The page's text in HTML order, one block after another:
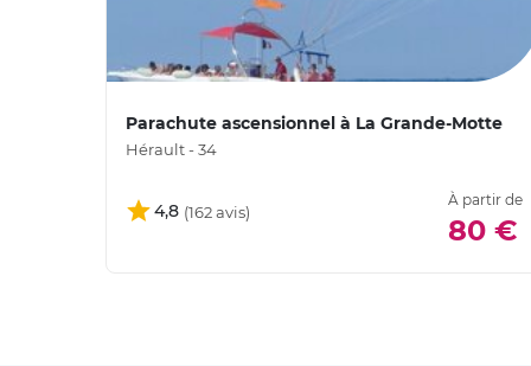
Parachute ascensionnel à La Grande-Motte
Hérault - 34
4,8
À partir de
80 €